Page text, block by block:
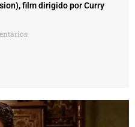
film dirigido por Curry